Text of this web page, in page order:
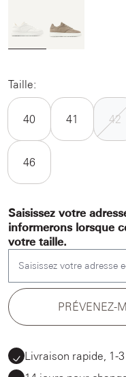
Taille:
40 41 42
46
Saisissez votre
informerons lorsque
votre taille.
PRÉVENEZ-
Livraison rapide, 1-